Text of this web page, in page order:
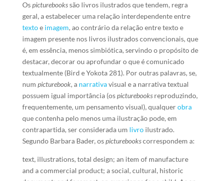
Ospicturebookssão livros ilustrados que tendem, regra
geral, a estabelecer uma relação interdependente entre
textoe imagem, ao contrário da relação entre texto e
imagem presente nos livros ilustrados convencionais, que
é, em essência, menos simbiótica, servindo o propósito de
destacar, decorar ou aprofundar o que é comunicado
textualmente (Bird e Yokota 281). Por outras palavras, se,
num picturebook, a narrativavisual e a narrativa textual
possuem igual importância (ospicturebooks reproduzindo,
frequentemente, um pensamento visual), qualquerobra
que contenha pelo menos uma ilustração pode, em
contrapartida, ser considerada um livroilustrado.
Segundo Barbara Bader, ospicturebookscorrespondem a:
text, illustrations, total design; an item of manufacture
and a commercial product; a social, cultural, historic